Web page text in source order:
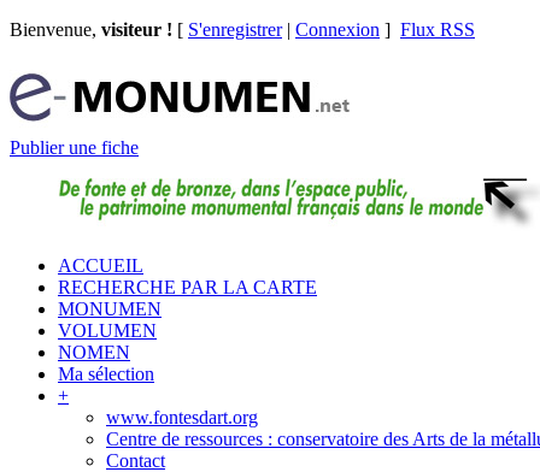
Bienvenue, visiteur ! [ S'enregistrer| Connexion ] Flux RSS
Publier une fiche
ACCUEIL
RECHERCHE PAR LA CARTE
MONUMEN
VOLUMEN
NOMEN
Ma sélection
+
www.fontesdart.org
Centre de ressources : conservatoire des Arts de la
Contact